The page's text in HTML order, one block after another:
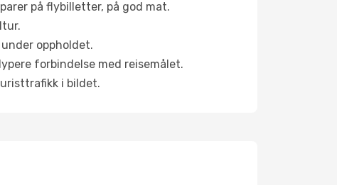
på flybilletter, på god mat.
oppholdet.
forbindelse med reisemålet.
i bildet.